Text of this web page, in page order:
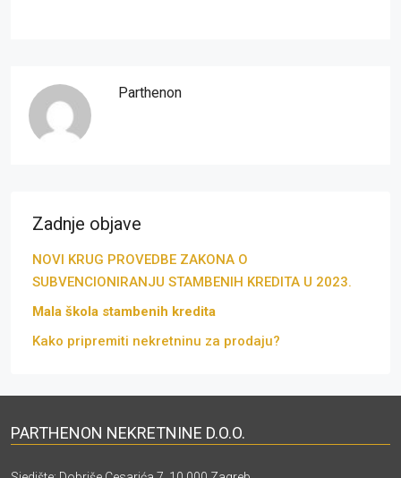
Parthenon
Zadnje objave
NOVI KRUG PROVEDBE ZAKONA O
SUBVENCIONIRANJU STAMBENIH KREDITA U 2023.
Mala škola stambenih kredita
Kako pripremiti nekretninu za prodaju?
PARTHENON NEKRETNINE D.O.O.